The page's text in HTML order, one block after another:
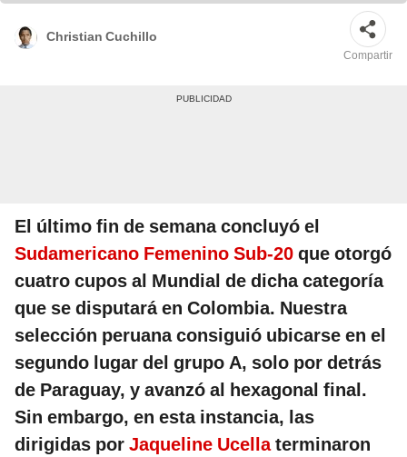
Christian Cuchillo
Compartir
El último fin de semana concluyó el
Sudamericano Femenino Sub-20 que otorgó
cuatro cupos al Mundial de dicha categoría
que se disputará en Colombia. Nuestra
selección peruana consiguió ubicarse en el
segundo lugar del grupo A, solo por detrás
de Paraguay, y avanzó al hexagonal final.
Sin embargo, en esta instancia, las
dirigidas por Jaqueline Ucellaterminaron